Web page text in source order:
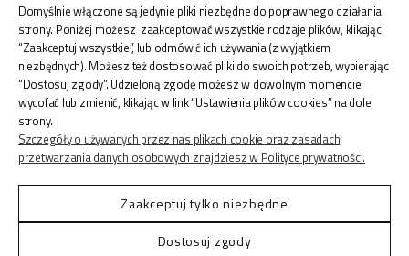
ZAKUPY
INFORMACJE
KONTO
Domyślnie włączone są jedynie pliki niezbędne do poprawnego działania
strony. Poniżej możesz zaakceptować wszystkie rodzaje plików, klikając
“Zaakceptuj wszystkie”, lub odmówić ich używania (z wyjątkiem
niezbędnych). Możesz też dostosować pliki do swoich potrzeb, wybierając
“Dostosuj zgody”. Udzieloną zgodę możesz w dowolnym momencie
wycofać lub zmienić, klikając w link “Ustawienia plików cookies” na dole
strony.
Szczegóły o używanych przez nas plikach cookie oraz zasadach
przetwarzania danych osobowych znajdziesz w Polityce prywatności.
Zaakceptuj tylko niezbędne
Dostosuj zgody